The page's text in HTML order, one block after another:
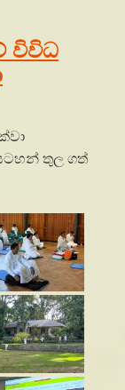
විවිධ
තුල ගත්